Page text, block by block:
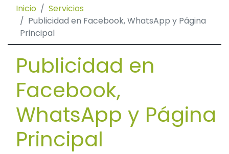
Inicio
Servicios
Publicidad en Facebook, WhatsApp y Página
Principal
Publicidad en
Facebook,
WhatsApp y Página
Principal